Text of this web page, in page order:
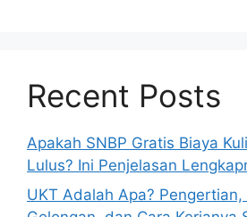
Recent Posts
Apakah SNBP Gratis Biaya
Lulus? Ini Penjelasan
UKT Adalah Apa? Pengertian,